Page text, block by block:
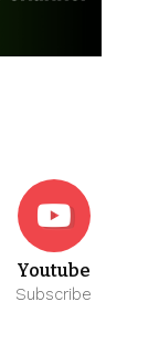
Youtube
Subscribe